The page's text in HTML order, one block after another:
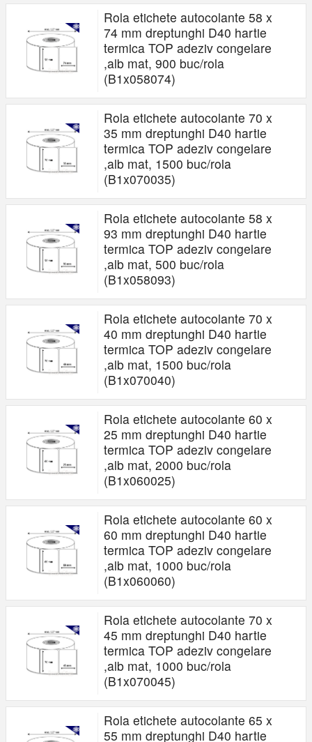
Rola etichete autocolante 58 x
74 mm dreptunghi D40 hartie
termica TOP adeziv congelare
,alb mat, 900 buc/rola
(B1x058074)
Rola etichete autocolante 70 x
35 mm dreptunghi D40 hartie
termica TOP adeziv congelare
,alb mat, 1500 buc/rola
(B1x070035)
Rola etichete autocolante 58 x
93 mm dreptunghi D40 hartie
termica TOP adeziv congelare
,alb mat, 500 buc/rola
(B1x058093)
Rola etichete autocolante 70 x
40 mm dreptunghi D40 hartie
termica TOP adeziv congelare
,alb mat, 1500 buc/rola
(B1x070040)
Rola etichete autocolante 60 x
25 mm dreptunghi D40 hartie
termica TOP adeziv congelare
,alb mat, 2000 buc/rola
(B1x060025)
Rola etichete autocolante 60 x
60 mm dreptunghi D40 hartie
termica TOP adeziv congelare
,alb mat, 1000 buc/rola
(B1x060060)
Rola etichete autocolante 70 x
45 mm dreptunghi D40 hartie
termica TOP adeziv congelare
,alb mat, 1000 buc/rola
(B1x070045)
Rola etichete autocolante 65 x
55 mm dreptunghi D40 hartie